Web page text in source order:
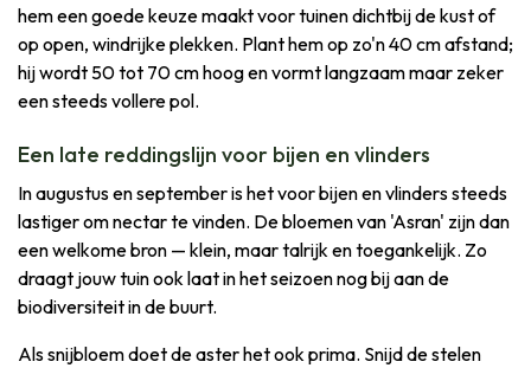
hem een goede keuze maakt voor tuinen dichtbij de kust of
op open, windrijke plekken. Plant hem op zo'n 40 cm afstand;
hij wordt 50 tot 70 cm hoog en vormt langzaam maar zeker
een steeds vollere pol.
Een late reddingslijn voor bijen en vlinders
In augustus en september is het voor bijen en vlinders steeds
lastiger om nectar te vinden. De bloemen van 'Asran' zijn dan
een welkome bron — klein, maar talrijk en toegankelijk. Zo
draagt jouw tuin ook laat in het seizoen nog bij aan de
biodiversiteit in de buurt.
Als snijbloem doet de aster het ook prima. Snijd de stelen